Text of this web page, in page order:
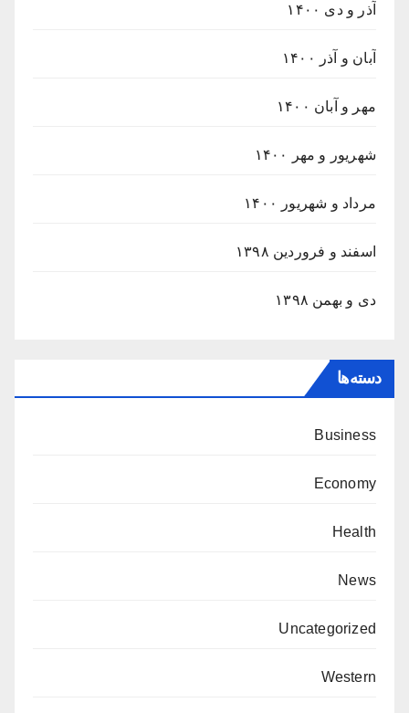
آذر و دی ۱۴۰۰
آبان و آذر ۱۴۰۰
مهر و آبان ۱۴۰۰
شهریور و مهر ۱۴۰۰
مرداد و شهریور ۱۴۰۰
اسفند و فروردین ۱۳۹۸
دی و بهمن ۱۳۹۸
دسته‌ها
Business
Economy
Health
News
Uncategorized
Western